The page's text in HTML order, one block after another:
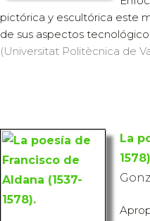
pictórica y escultórica este
de sus aspectos
(Universitat Politècnica de
La